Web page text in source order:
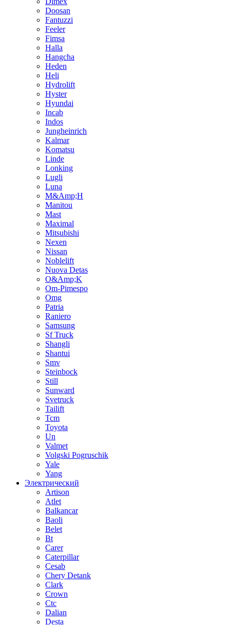
Doosan
Fantuzzi
Feeler
Fimsa
Halla
Hangcha
Heden
Heli
Hydrolift
Hyster
Hyundai
Incab
Indos
Jungheinrich
Kalmar
Komatsu
Linde
Lonking
Lugli
Luna
M&Amp;H
Manitou
Mast
Maximal
Mitsubishi
Nexen
Nissan
Noblelift
Nuova Detas
O&Amp;K
Om-Pimespo
Omg
Patria
Raniero
Samsung
Sf Truck
Shangli
Shantui
Smv
Steinbock
Still
Sunward
Svetruck
Tailift
Tcm
Toyota
Un
Valmet
Volgski Pogruschik
Yale
Yang
Электрический
Artison
Atlet
Balkancar
Baoli
Belet
Bt
Carer
Caterpillar
Cesab
Chery Detank
Clark
Crown
Ctc
Dalian
Desta